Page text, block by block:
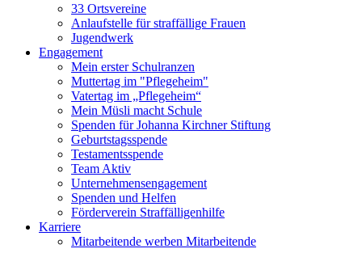
33 Ortsvereine
Anlaufstelle für straffällige Frauen
Jugendwerk
Engagement
Mein erster Schulranzen
Muttertag im "Pflegeheim"
Vatertag im „Pflegeheim“
Mein Müsli macht Schule
Spenden für Johanna Kirchner Stiftung
Geburtstagsspende
Testamentsspende
Team Aktiv
Unternehmensengagement
Spenden und Helfen
Förderverein Straffälligenhilfe
Karriere
Mitarbeitende werben Mitarbeitende